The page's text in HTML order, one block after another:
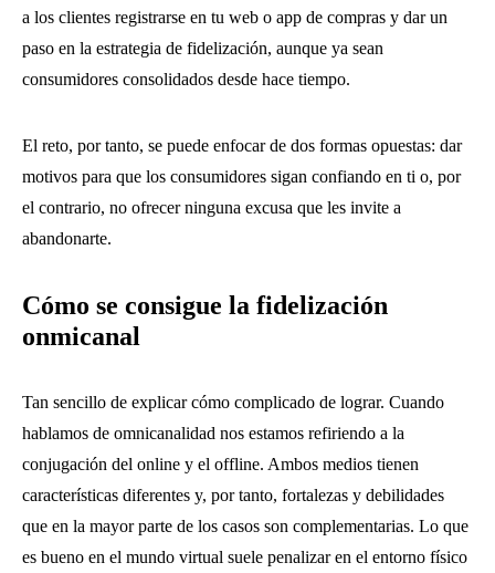
a los clientes registrarse en tu web o app de compras y dar un
paso en la estrategia de fidelización, aunque ya sean
consumidores consolidados desde hace tiempo.
El reto, por tanto, se puede enfocar de dos formas opuestas: dar
motivos para que los consumidores sigan confiando en ti o, por
el contrario, no ofrecer ninguna excusa que les invite a
abandonarte.
Cómo se consigue la fidelización
onmicanal
Tan sencillo de explicar cómo complicado de lograr. Cuando
hablamos de omnicanalidad nos estamos refiriendo a la
conjugación del online y el offline. Ambos medios tienen
características diferentes y, por tanto, fortalezas y debilidades
que en la mayor parte de los casos son complementarias. Lo que
es bueno en el mundo virtual suele penalizar en el entorno físico